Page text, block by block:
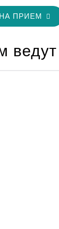
ПРИЕМ